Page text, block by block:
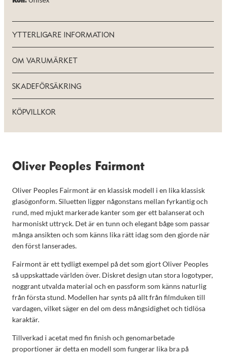
YTTERLIGARE INFORMATION
OM VARUMÄRKET
SKADEFÖRSÄKRING
KÖPVILLKOR
Oliver Peoples Fairmont
Oliver Peoples Fairmont är en klassisk modell i en lika klassisk
glasögonform. Siluetten ligger någonstans mellan fyrkantig och
rund, med mjukt markerade kanter som ger ett balanserat och
harmoniskt uttryck. Det är en tunn och elegant båge som passar
många ansikten och som känns lika rätt idag som den gjorde när
den först lanserades.
Fairmont är ett tydligt exempel på det som gjort Oliver Peoples
så uppskattade världen över. Diskret design utan stora logotyper,
noggrant utvalda material och en passform som känns naturlig
från första stund. Modellen har synts på allt från filmduken till
vardagen, vilket säger en del om dess mångsidighet och tidlösa
karaktär.
Tillverkad i acetat med fin finish och genomarbetade
proportioner är detta en modell som fungerar lika bra på
de här
kommer viss
funktionalitet
att försvinna
från
hemsidan.
Marknadsföring
Genom att dela
med dig av dina
intressen och ditt
surfar ökar du
och erbjudanden.